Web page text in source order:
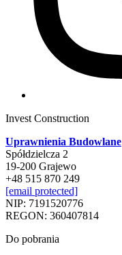
Invest Construction
Uprawnienia Budowlane
Spółdzielcza 2
19-200 Grajewo
+48 515 870 249
[email protected]
NIP: 7191520776
REGON: 360407814
Do pobrania